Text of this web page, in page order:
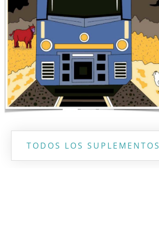
TODOS LOS SUPLEMENTOS